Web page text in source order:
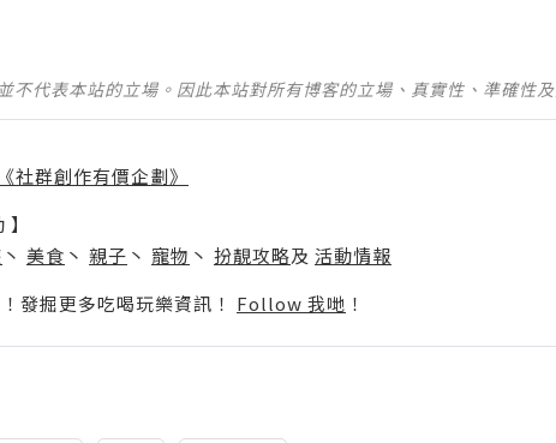
不代表本站的立場。因此本站對所有博客的立場、真實性、準確性
社群創作有價企劃》
丶 美食 丶 親子 丶 寵物 丶 扮靚攻略及 活動情報
發掘更多吃喝玩樂資訊！ Follow 我哋 ！